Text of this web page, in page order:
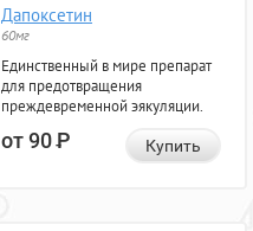
Дапоксетин
60мг
Единственный в мире препарат
для предотвращения
преждевременной эякуляции.
от 90Р Купить